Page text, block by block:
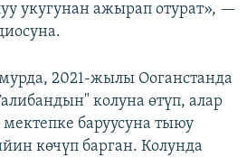
укугунан ажырап отурат», —
2021-жылы Ооганстанда
колуна өтүп, алар
баруусуна тыюу
көчүп барган. Колунда